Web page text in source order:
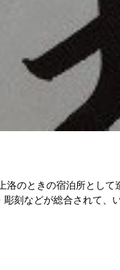
のときの宿泊所とし
刻などが総合されて、